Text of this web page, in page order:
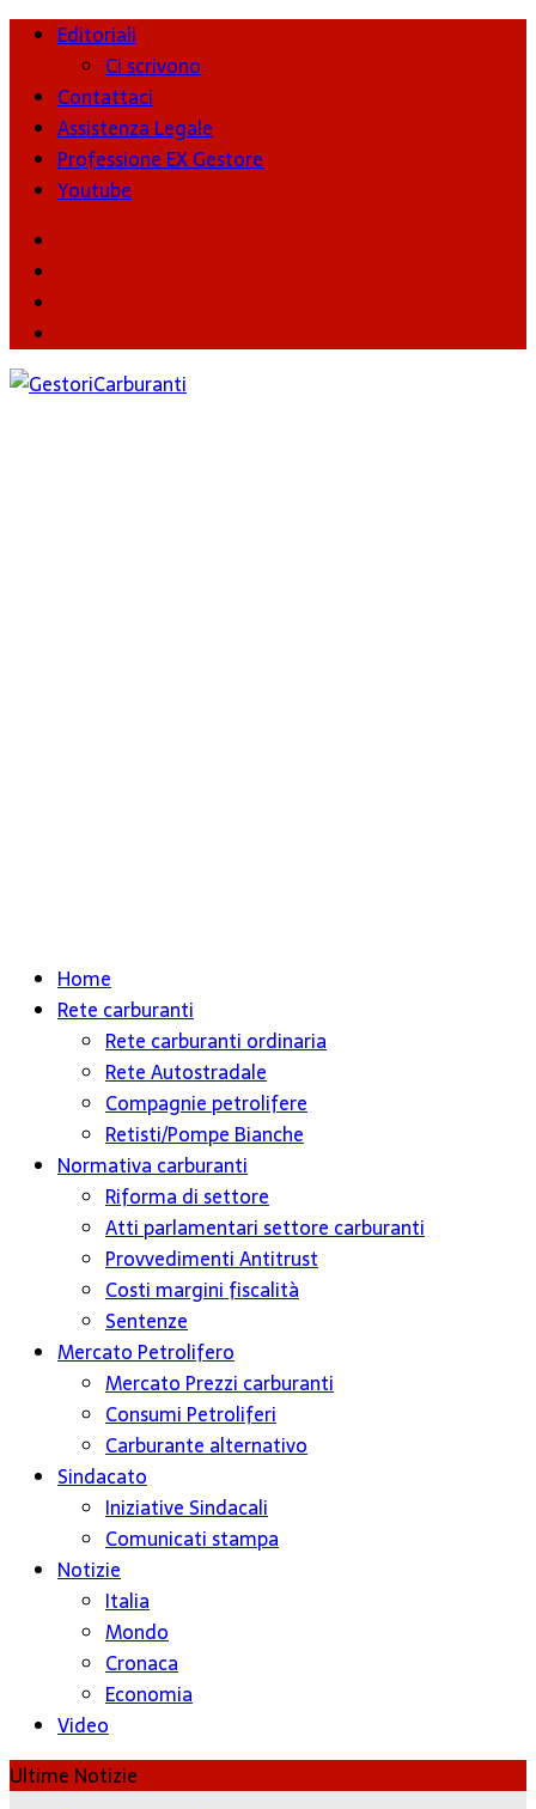
Editoriali
Ci scrivono
Contattaci
Assistenza Legale
Professione EX Gestore
Youtube
Home
Rete carburanti
Rete carburanti ordinaria
Rete Autostradale
Compagnie petrolifere
Retisti/Pompe Bianche
Normativa carburanti
Riforma di settore
Atti parlamentari settore carburanti
Provvedimenti Antitrust
Costi margini fiscalità
Sentenze
Mercato Petrolifero
Mercato Prezzi carburanti
Consumi Petroliferi
Carburante alternativo
Sindacato
Iniziative Sindacali
Comunicati stampa
Notizie
Italia
Mondo
Cronaca
Economia
Video
Ultime Notizie